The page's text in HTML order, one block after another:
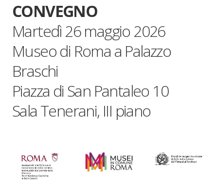
CONVEGNO
Martedì 26 maggio 2026
Museo di Roma a Palazzo
Braschi
Piazza di San Pantaleo 10
Sala Tenerani, III piano